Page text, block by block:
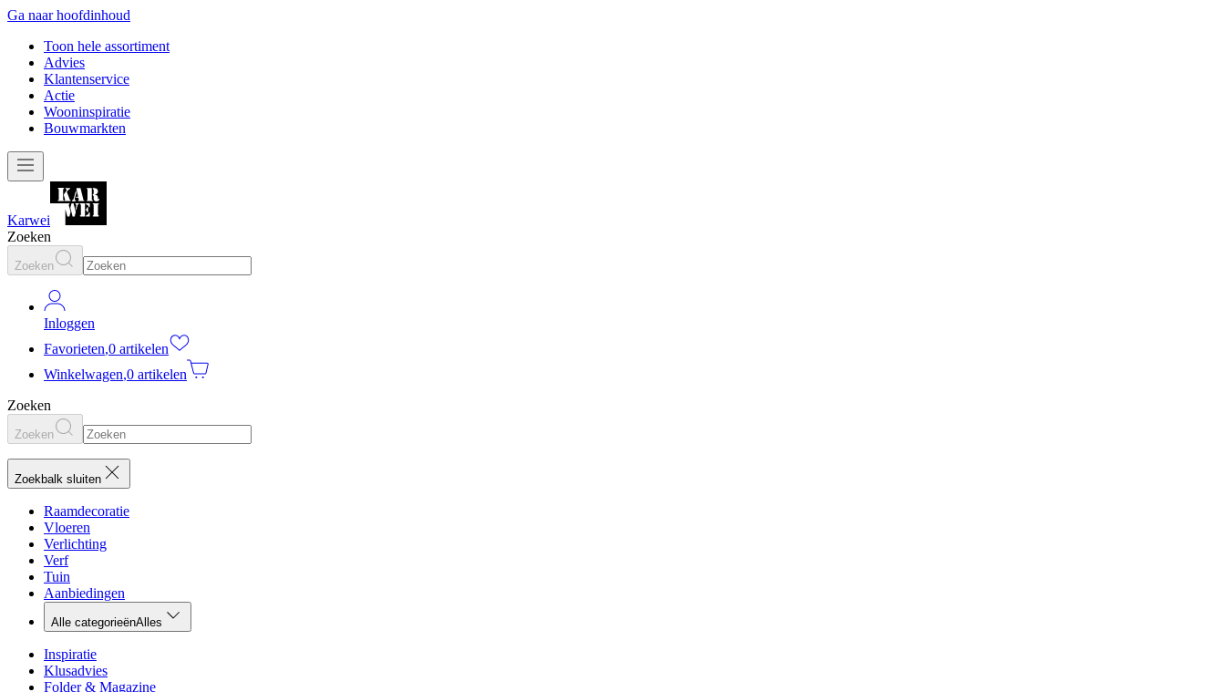
Ga naar hoofdinhoud
Toon hele assortiment
Advies
Klantenservice
Actie
Wooninspiratie
Bouwmarkten
Karwei
Zoeken
Zoeken
Inloggen
Favorieten,0 artikelen
Winkelwagen,0 artikelen
Zoeken
Zoeken
Zoekbalk sluiten
Raamdecoratie
Vloeren
Verlichting
Verf
Tuin
Aanbiedingen
Alle categorieënAlles
Inspiratie
Klusadvies
Folder & Magazine